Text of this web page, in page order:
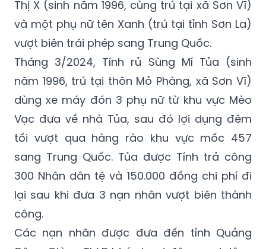
mạng xã hội WeChat, Tính đã dụ dỗ ba phụ
nữ, gồm Giàng Thị D (sinh năm 2006), Thò
Thị X (sinh năm 1996, cùng trú tại xã Sơn Vĩ)
và một phụ nữ tên Xanh (trú tại tỉnh Sơn La)
vượt biên trái phép sang Trung Quốc.
Tháng 3/2024, Tính rủ Sùng Mí Tủa (sinh
năm 1996, trú tại thôn Mỏ Phàng, xã Sơn Vĩ)
dùng xe máy đón 3 phụ nữ từ khu vực Mèo
Vạc đưa về nhà Tủa, sau đó lợi dụng đêm
tối vượt qua hàng rào khu vực mốc 457
sang Trung Quốc. Tủa được Tính trả công
300 Nhân dân tệ và 150.000 đồng chi phí đi
lại sau khi đưa 3 nạn nhân vượt biên thành